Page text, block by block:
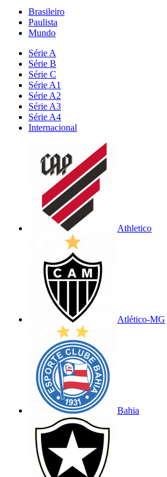
Brasileiro
Paulista
Mundo
Série A
Série B
Série C
Série A1
Série A2
Série A3
Série A4
Internacional
Athletico
Atlético-MG
Bahia